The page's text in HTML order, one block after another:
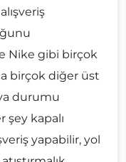
Nike gibi birçok
birçok diğer üst
durumu
şey kapalı
yapabilir, yol